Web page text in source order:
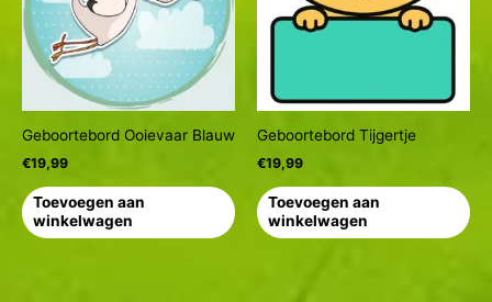
Geboortebord Ooievaar Blauw
€19,99
Toevoegen aan
winkelwagen
Geboortebord Tijgertje
€19,99
Toevoegen aan
winkelwagen